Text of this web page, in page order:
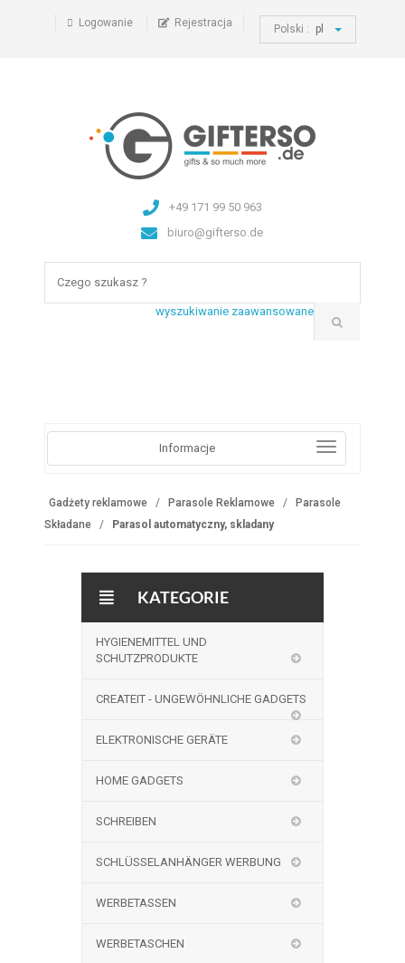
Logowanie Rejestracja Polski : pl
+49 171 99 50 963
biuro@gifterso.de
wyszukiwanie zaawansowane
Informacje
Gadżety reklamowe Parasole Reklamowe
Parasole
Składane
Parasol automatyczny, skladany
KATEGORIE
HYGIENEMITTEL UND
SCHUTZPRODUKTE
CREATEIT - UNGEWÖHNLICHE GADGETS
ELEKTRONISCHE GERÄTE
HOME GADGETS
SCHREIBEN
SCHLÜSSELANHÄNGER WERBUNG
WERBETASSEN
WERBETASCHEN